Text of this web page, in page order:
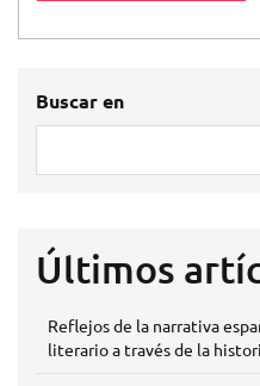
Buscar en
Últimos
Reflejos de la narrativa
literario a través de la